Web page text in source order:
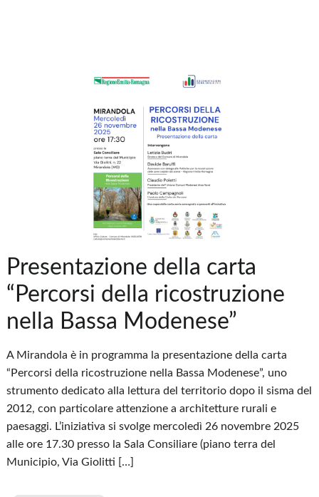
Presentazione della carta
“Percorsi della ricostruzione
nella Bassa Modenese”
A Mirandola è in programma la presentazione della carta
“Percorsi della ricostruzione nella Bassa Modenese”, uno
strumento dedicato alla lettura del territorio dopo il sisma del
2012, con particolare attenzione a architetture rurali e
paesaggi. L’iniziativa si svolge mercoledì 26 novembre 2025
alle ore 17.30 presso la Sala Consiliare (piano terra del
Municipio, Via Giolitti […]